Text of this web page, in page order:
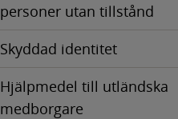
personer utan tillstånd
Skyddad identitet
Hjälpmedel till utländska
medborgare